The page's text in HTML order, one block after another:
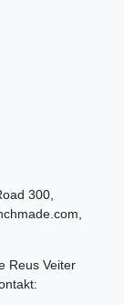
300
Reus Veiter